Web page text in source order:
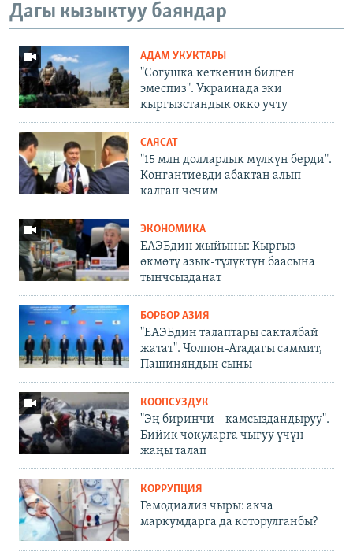
Дагы кызыктуу баяндар
АДАМ УКУКТАРЫ
"Согушка кеткенин билген
эмеспиз". Украинада эки
кыргызстандык окко учту
САЯСАТ
"15 млн долларлык мүлкүн берди".
Конгантиевди абактан алып
калган чечим
ЭКОНОМИКА
ЕАЭБдин жыйыны: Кыргыз
өкмөтү азык-түлүктүн баасына
тынчсызданат
БОРБОР АЗИЯ
"ЕАЭБдин талаптары сакталбай
жатат". Чолпон-Атадагы саммит,
Пашиняндын сыны
КООПСУЗДУК
"Эң биринчи – камсыздандыруу".
Бийик чокуларга чыгуу үчүн
жаңы талап
КОРРУПЦИЯ
Гемодиализ чыры: акча
маркумдарга да которулганбы?